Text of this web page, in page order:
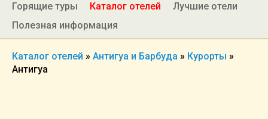
Горящие туры Каталог отелей
Лучшие отели
Полезная информация
Каталог отелей » Антигуа и Барбуда » Курорты »
Антигуа